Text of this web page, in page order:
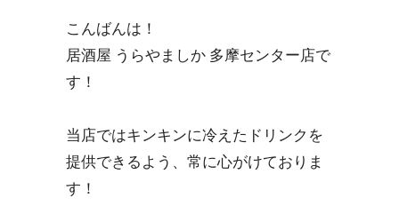
こんばんは！
居酒屋 うらやましか 多摩センター店で
す！
当店ではキンキンに冷えたドリンクを
提供できるよう、常に心がけておりま
す！